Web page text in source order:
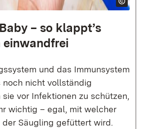
– so klappt’s
einwandfrei
und das Immunsystem
noch nicht vollständig
vor Infektionen zu schützen,
wichtig – egal, mit welcher
Säugling gefüttert wird.